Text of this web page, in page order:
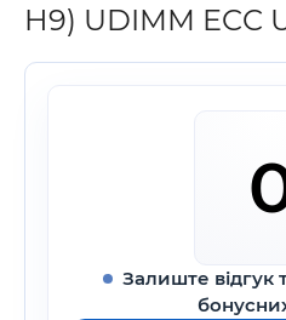
H9) UDIMM ECC
Залиште відгук